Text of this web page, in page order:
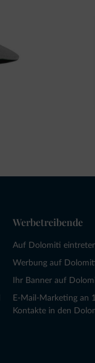
Werbetreibende
Auf Dolomiti
Werbung auf
Ihr Banner auf
E-Mail-Marketing an
Kontakte in den